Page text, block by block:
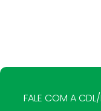
FALE COM A